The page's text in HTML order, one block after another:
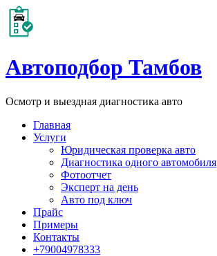
Автоподбор Тамбов
Осмотр и выездная диагностика авто
Главная
Услуги
Юридическая проверка авто
Диагностика одного автомобиля
Фотоотчет
Эксперт на день
Авто под ключ
Прайс
Примеры
Контакты
+79004978333